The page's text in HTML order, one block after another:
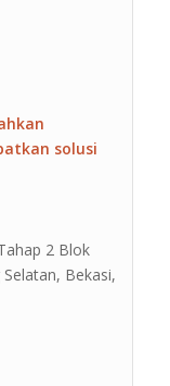
solusi
2 Blok
Selatan, Bekasi,